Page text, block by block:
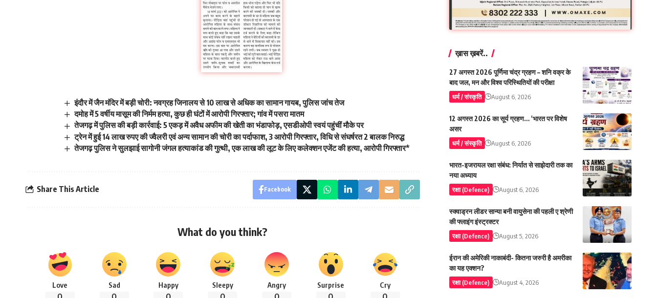
इंदौर में जैन मंदिर में बड़ी चोरी: नवग्रह जिनालय से 10 लाख से अधिक का सामान गायब, पुलिस जांच तेज
दमोह में 5 वर्षीय मासूम की निर्मम हत्या, कुछ ही घंटों में आरोपी गिरफ्तार; गांव में पसरा मातम
तेजगढ़ में पुलिस की बड़ी कार्रवाई: 5 एकड़ में अवैध अफीम की खेती का भंडाफोड़, एसडीओपी स्वयं पहुंचीं मौके पर
ट्रेन में हुई 14 लाख रुपए की ज्वैलरी एवं अन्य सामान की चोरी का पर्दाफाश, 3 आरोपी गिरफ्तार, विधि से संघर्षरत 2 बालक निरुद्ध
तेजगढ़ पुलिस ने सुलझाई सागोनी जंगल हत्याकांड की गुत्थी, एक लाख की लूट के लिए कलेक्शन एजेंट की हत्या, आरोपी गिरफ्तार*
Share This Article Facebook
What do you think?
Love Sad Happy Sleepy Angry Surprise Cry
ख़ास ख़बरें..
27 अगस्त 2026 पूर्णिमा चंद्र ग्रहण – शनि वक्र के
बाद जल, मन और विश्व परिस्थितियों की परीक्षा
धर्म / संस्कृति August 6, 2026
12 अगस्त 2026 का सूर्य ग्रहण… ‘भारत पर विशेष
असर
धर्म / संस्कृति August 6, 2026
भारत-इजरायल रक्षा संबंध: निर्यात से साझेदारी तक का
नया अध्याय
रक्षा (Defence) August 6, 2026
स्क्वाड्रन लीडर सान्या बनी वायुसेना की पहली ए श्रेणी
की फ्लाइंग इंस्ट्रक्टर
रक्षा (Defence) August 5, 2026
ईरान की अमेरिकी नाकाबंदी- कितना जरुरी है अमरीका
का यह एक्शन?
रक्षा (Defence) August 4, 2026